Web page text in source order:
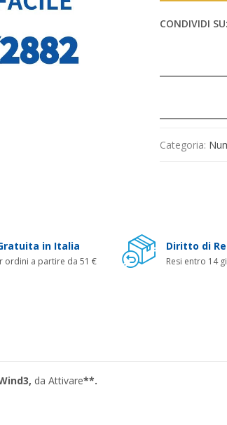
CONDIVIDI SU:
Categoria:
in Italia
ordini a partire da 51 €
Diritto di
Resi entro 14
da Attivare**.